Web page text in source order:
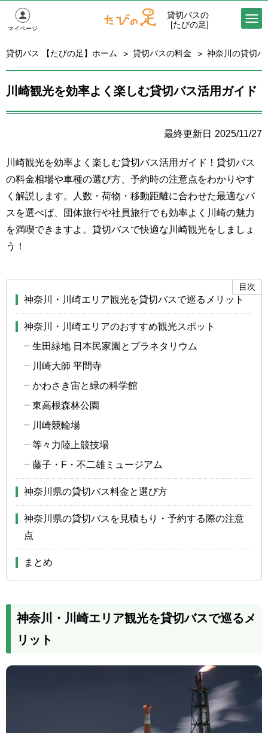
貸切バスの
[たびの足]
マイページ
貸切バス 【たびの足】ホーム 貸切バスの料金 神奈川の貸切バ
川崎観光を効率よく楽しむ貸切バス活用ガイド
2025/11/27
川崎観光を効率よく楽しむ貸切バス活用ガイド！貸切バス
の料金相場や車種の選び方、予約時の注意点をわかりやす
く解説します。人数・荷物・移動距離に合わせた最適なバ
スを選べば、団体旅行や社員旅行でも効率よく川崎の魅力
を満喫できますよ。貸切バスで快適な川崎観光をしましょ
う！
神奈川・川崎エリア観光を貸切バスで巡るメリット
神奈川・川崎エリアのおすすめ観光スポット
生田緑地 日本民家園とプラネタリウム
川崎大師 平間寺
かわさき宙と緑の科学館
東高根森林公園
川崎競輪場
等々力陸上競技場
藤子・F・不二雄ミュージアム
神奈川県の貸切バス料金と選び方
神奈川県の貸切バスを見積もり・予約する際の注意
点
まとめ
神奈川・川崎エリア観光を貸切バスで巡るメ
リット